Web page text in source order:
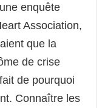
enquête
Association,
que la
de crise
de pourquoi
Connaître les